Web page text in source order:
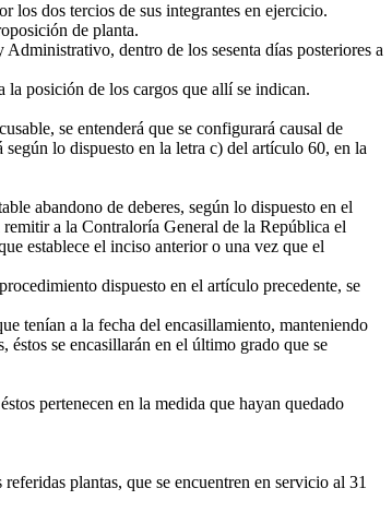
los dos tercios de sus integrantes en ejercicio.
de planta.
dentro de los sesenta días posteriores a
posición de los cargos que allí se indican.
se entenderá que se configurará causal de
lo dispuesto en la letra c) del artículo 60, en la
abandono de deberes, según lo dispuesto en el
a la Contraloría General de la República el
establece el inciso anterior o una vez que el
dispuesto en el artículo precedente, se
tenían a la fecha del encasillamiento, manteniendo
se encasillarán en el último grado que se
pertenecen en la medida que hayan quedado
plantas, que se encuentren en servicio al 31